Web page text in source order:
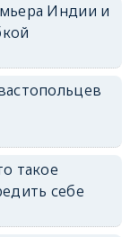
Индии и
такое
себе